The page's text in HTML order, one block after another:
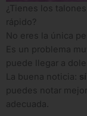
¿Tienes los
rápido?
No eres la única
Es un problema
puede llegar a
La buena noticia:
puedes notar
adecuada.